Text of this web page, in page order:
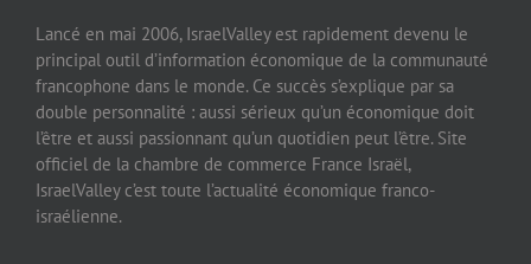
Lancé en mai 2006, IsraelValley est rapidement devenu le
principal outil d’information économique de la communauté
francophone dans le monde. Ce succès s’explique par sa
double personnalité : aussi sérieux qu’un économique doit
l’être et aussi passionnant qu’un quotidien peut l’être. Site
officiel de la chambre de commerce France Israël,
IsraelValley c’est toute l’actualité économique franco-
israélienne.